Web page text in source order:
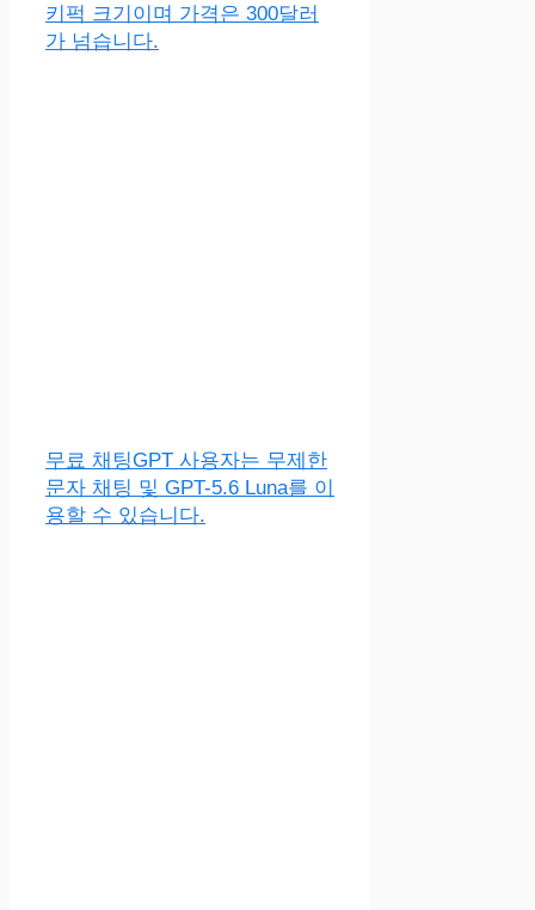
키퍽 크기이며 가격은 300달러
가 넘습니다.
무료 채팅GPT 사용자는 무제한
문자 채팅 및 GPT-5.6 Luna를 이
용할 수 있습니다.